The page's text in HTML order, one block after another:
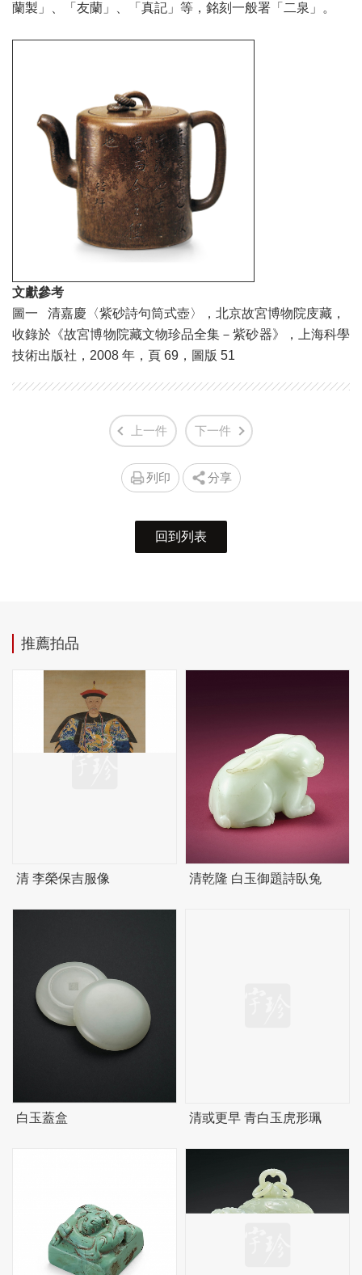
蘭製」、「友蘭」、「真記」等，銘刻一般署「二泉」。
文獻參考
圖一 清嘉慶〈紫砂詩句筒式壺〉，北京故宮博物院庋藏，
收錄於《故宮博物院藏文物珍品全集－紫砂器》，上海科學
技術出版社，2008 年，頁 69，圖版 51
上一件 下一件
列印 分享
回到列表
推薦拍品
清 李榮保吉服像 清乾隆 白玉御題詩臥兔
白玉蓋盒 清或更早 青白玉虎形珮